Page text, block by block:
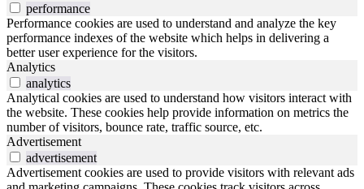
performance
Performance cookies are used to understand and analyze the key
performance indexes of the website which helps in delivering a
better user experience for the visitors.
Analytics
analytics
Analytical cookies are used to understand how visitors interact with
the website. These cookies help provide information on metrics the
number of visitors, bounce rate, traffic source, etc.
Advertisement
advertisement
Advertisement cookies are used to provide visitors with relevant ads